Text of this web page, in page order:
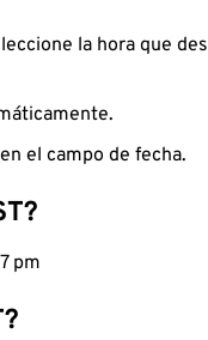
la hora que
el campo de fecha.
pm